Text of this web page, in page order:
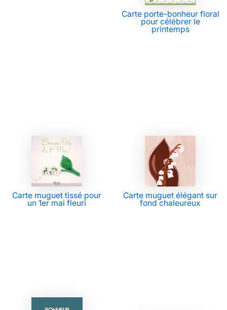
Carte porte-bonheur floral
pour célébrer le
printemps
Carte muguet tissé pour
un 1er mai fleuri
Carte muguet élégant sur
fond chaleureux